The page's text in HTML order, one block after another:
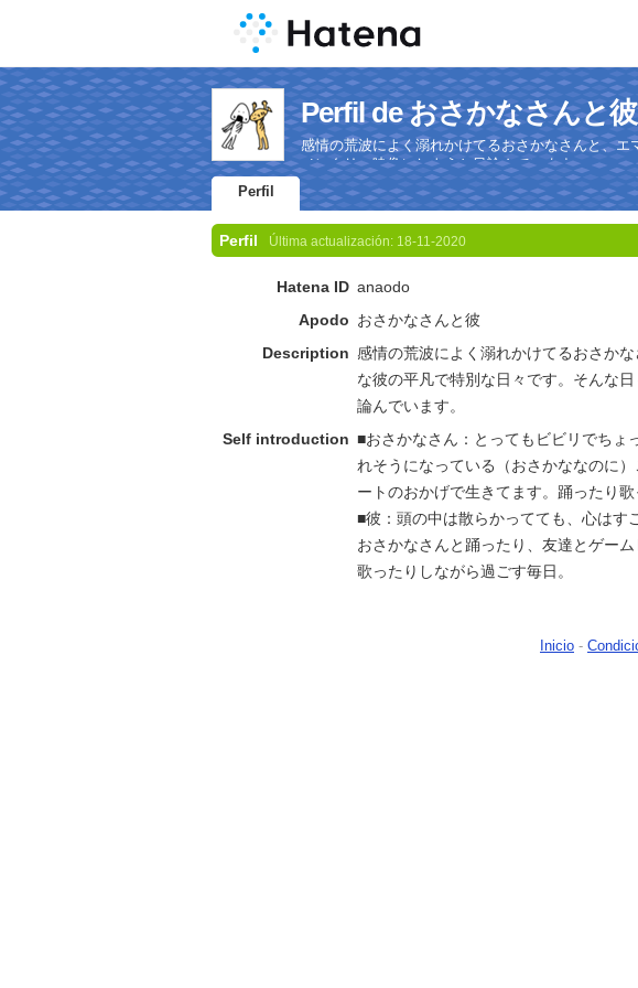
Perfil de おさかなさんと彼
感情の荒波によく溺れかけてるおさかなさんと、
メンタリー映像にしようと目論んでいます。
Perfil
Perfil Última actualización: 18-11-2020
Hatena ID anaodo
Apodo おさかなさんと彼
Description 感情の荒波によく溺れかけてるおさか
な彼の平凡で特別な日々です。そんな
論んでいます。
Self introduction ■おさかなさん：とってもビビリでちょ
れそうになっている（おさかななのに
ートのおかげで生きてます。踊ったり歌
■彼：頭の中は散らかってても、心はす
おさかなさんと踊ったり、友達とゲー
歌ったりしながら過ごす毎日。
Inicio -